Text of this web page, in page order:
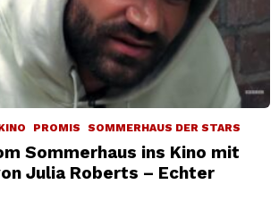
PROMIS SOMMERHAUS DER STARS
Sommerhaus ins Kino mit
Julia Roberts – Echter